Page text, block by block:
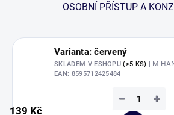
OSOBNÍ PŘÍSTUP A
Varianta: červený
SKLADEM V ESHOPU(>5 KS) | M-
EAN: 8595712425484
139 Kč
+
−